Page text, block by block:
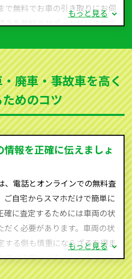
で無料でお車の引き取りにお伺
きを無料でサポート代行させて
車、不動車、乗らなくなってし
て動かすことができない車でも
か国に独自の販売ネットワーク
流網、自社ヤードをもっている
かかりません。だから高価買取
益を還元することができるので
わせ下さい。
りはすべて無料で行います。安
ださい。
もっと見る
廃車・事故車を高く
めのコツ
報を正確に伝えましょ
、電話とオンラインでの無料査
ご自宅からスマホだけで簡単に
確に査定するためには車両の状
だく必要があります。車両の状
する側も慎重にならざるを得ま
定する際はできるだけ車検証を
証があることで車両状態や年式
もっと見る